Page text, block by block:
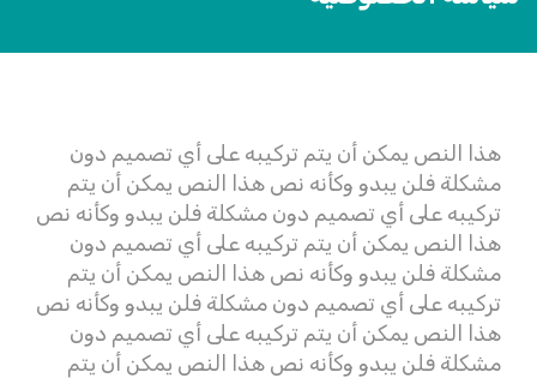
هذا النص يمكن أن يتم تركيبه على أي تصميم دون
مشكلة فلن يبدو وكأنه نص هذا النص يمكن أن يتم
تركيبه على أي تصميم دون مشكلة فلن يبدو وكأنه نص
هذا النص يمكن أن يتم تركيبه على أي تصميم دون
مشكلة فلن يبدو وكأنه نص هذا النص يمكن أن يتم
تركيبه على أي تصميم دون مشكلة فلن يبدو وكأنه نص
هذا النص يمكن أن يتم تركيبه على أي تصميم دون
مشكلة فلن يبدو وكأنه نص هذا النص يمكن أن يتم